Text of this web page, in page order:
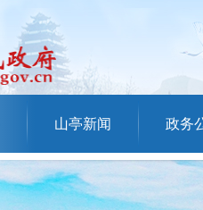
山亭新闻 政务